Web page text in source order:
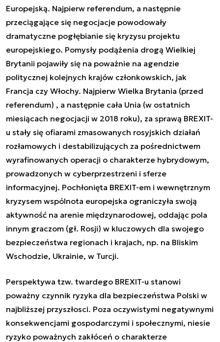
Europejską. Najpierw referendum, a następnie
przeciągające się negocjacje powodowały
dramatyczne pogłębianie się kryzysu projektu
europejskiego. Pomysły podążenia drogą Wielkiej
Brytanii pojawiły się na poważnie na agendzie
politycznej kolejnych krajów członkowskich, jak
Francja czy Włochy. Najpierw Wielka Brytania (przed
referendum) , a następnie cała Unia (w ostatnich
miesiącach negocjacji w 2018 roku), za sprawą BREXIT-
u stały się ofiarami zmasowanych rosyjskich działań
rozłamowych i destabilizujących za pośrednictwem
wyrafinowanych operacji o charakterze hybrydowym,
prowadzonych w cyberprzestrzeni i sferze
informacyjnej. Pochłonięta BREXIT-em i wewnętrznym
kryzysem wspólnota europejska ograniczyła swoją
aktywność na arenie międzynarodowej, oddając pola
innym graczom (gł. Rosji) w kluczowych dla swojego
bezpieczeństwa regionach i krajach, np. na Bliskim
Wschodzie, Ukrainie, w Turcji.
Perspektywa tzw. twardego BREXIT-u stanowi
poważny czynnik ryzyka dla bezpieczeństwa Polski w
najbliższej przyszłosci. Poza oczywistymi negatywnymi
konsekwencjami gospodarczymi i społecznymi, niesie
ryzyko poważnych zakłóceń o charakterze